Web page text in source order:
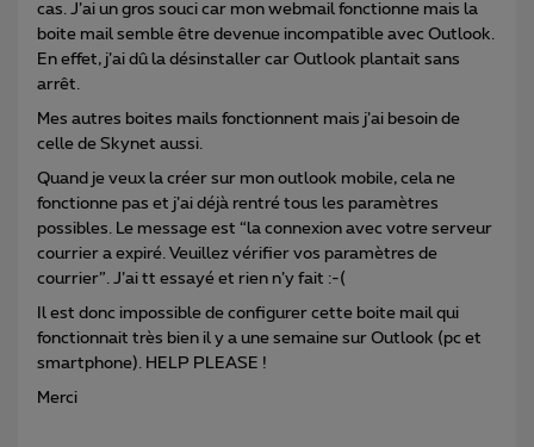
cas. J’ai un gros souci car mon webmail fonctionne mais la
boite mail semble être devenue incompatible avec Outlook.
En effet, j’ai dû la désinstaller car Outlook plantait sans
arrêt.
Mes autres boites mails fonctionnent mais j’ai besoin de
celle de Skynet aussi.
Quand je veux la créer sur mon outlook mobile, cela ne
fonctionne pas et j’ai déjà rentré tous les paramètres
possibles. Le message est “la connexion avec votre serveur
courrier a expiré. Veuillez vérifier vos paramètres de
courrier”. J’ai tt essayé et rien n’y fait :-(
Il est donc impossible de configurer cette boite mail qui
fonctionnait très bien il y a une semaine sur Outlook (pc et
smartphone). HELP PLEASE !
Merci